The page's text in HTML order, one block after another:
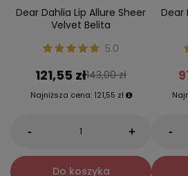
Dear Dahlia Lip Allure Sheer
Velvet Belita
5.0
121,55 zł143,00 zł
Najniższa cena: 121,55 zł
- +
Do koszyka
Dear
-